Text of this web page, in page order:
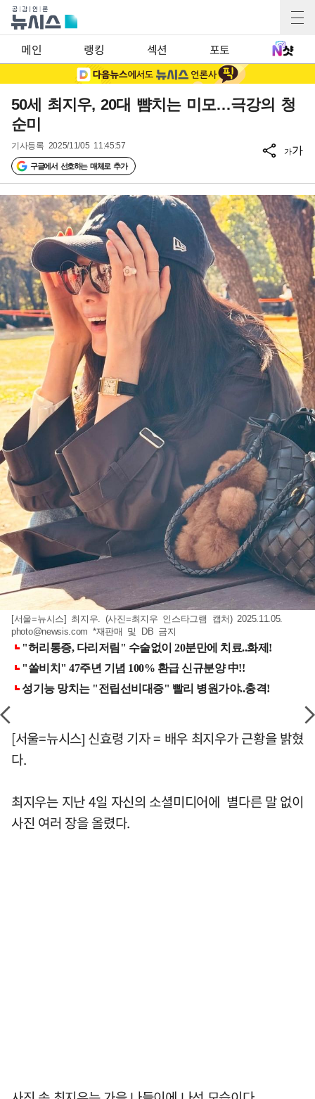
메인 랭킹 섹션 포토
50세 최지우, 20대 뺨치는 미모…극강의 청
순미
기사등록 2025/11/05 11:45:57
구글에서 선호하는 매체로 추가
가가
[서울=뉴시스] 최지우. (사진=최지우 인스타그램 캡처) 2025.11.05.
photo@newsis.com *재판매 및 DB 금지
[서울=뉴시스] 신효령 기자 = 배우 최지우가 근황을 밝혔
다.
최지우는 지난 4일 자신의 소셜미디어에 별다른 말 없이
사진 여러 장을 올렸다.